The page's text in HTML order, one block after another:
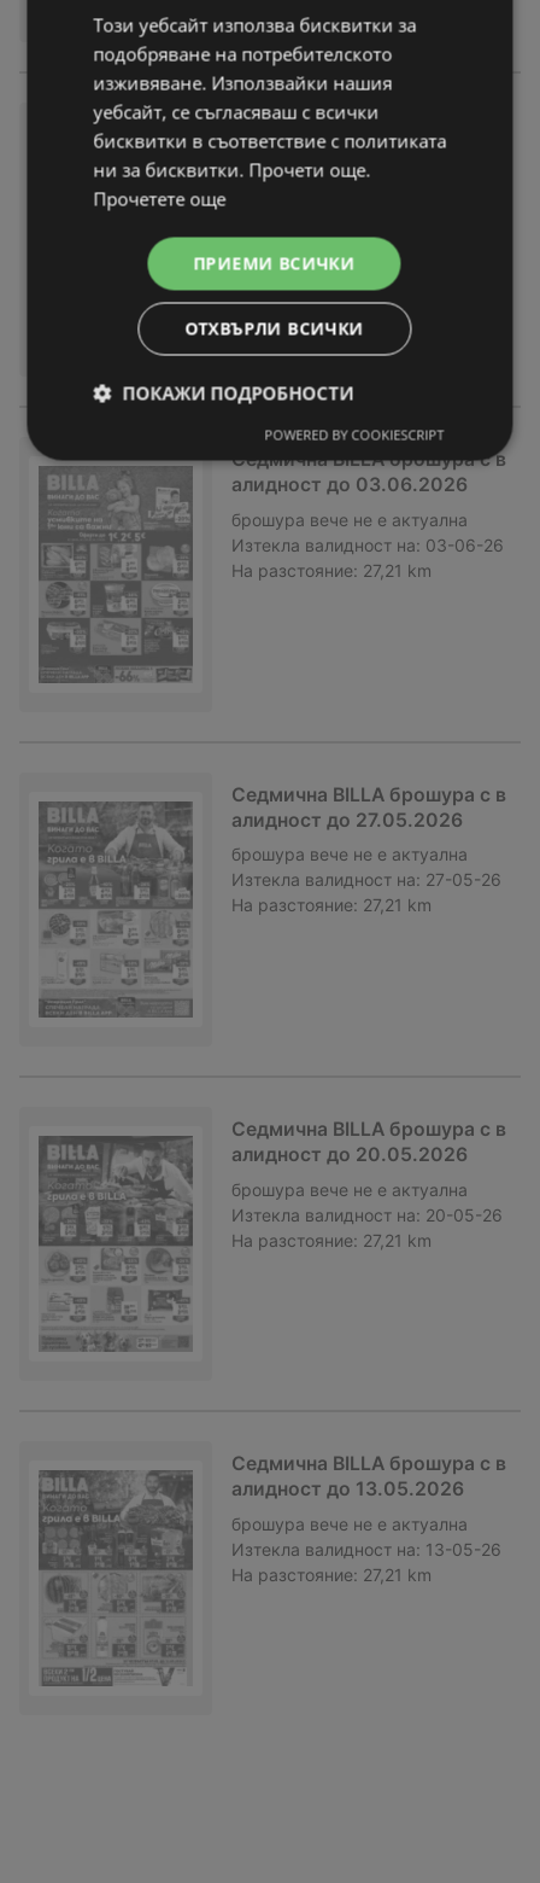
Седмична BILLA брошура с в
алидност до 10.06.2026
брошура
вече не е актуална
На разстояние: 27,21 km
Седмична BILLA брошура с в
алидност до 03.06.2026
брошура вече не е актуална
Изтекла валидност на: 03-06-26
На разстояние: 27,21 km
Седмична BILLA брошура с в
алидност до 27.05.2026
брошура вече не е актуална
Изтекла валидност на: 27-05-26
На разстояние: 27,21 km
Седмична BILLA брошура с в
алидност до 20.05.2026
брошура вече не е актуална
Изтекла валидност на: 20-05-26
На разстояние: 27,21 km
Седмична BILLA брошура с в
алидност до 13.05.2026
брошура вече не е актуална
Изтекла валидност на: 13-05-26
На разстояние: 27,21 km
Този уебсайт използва бисквитки за
подобряване на потребителското
изживяване. Използвайки нашия
уебсайт, се съгласяваш с всички
бисквитки в съответствие с политиката
ни за бисквитки. Прочети още.
Прочетете още
ПРИЕМИ ВСИЧКИ
ОТХВЪРЛИ ВСИЧКИ
ПОКАЖИ ПОДРОБНОСТИ
POWERED BY COOKIESCRIPT